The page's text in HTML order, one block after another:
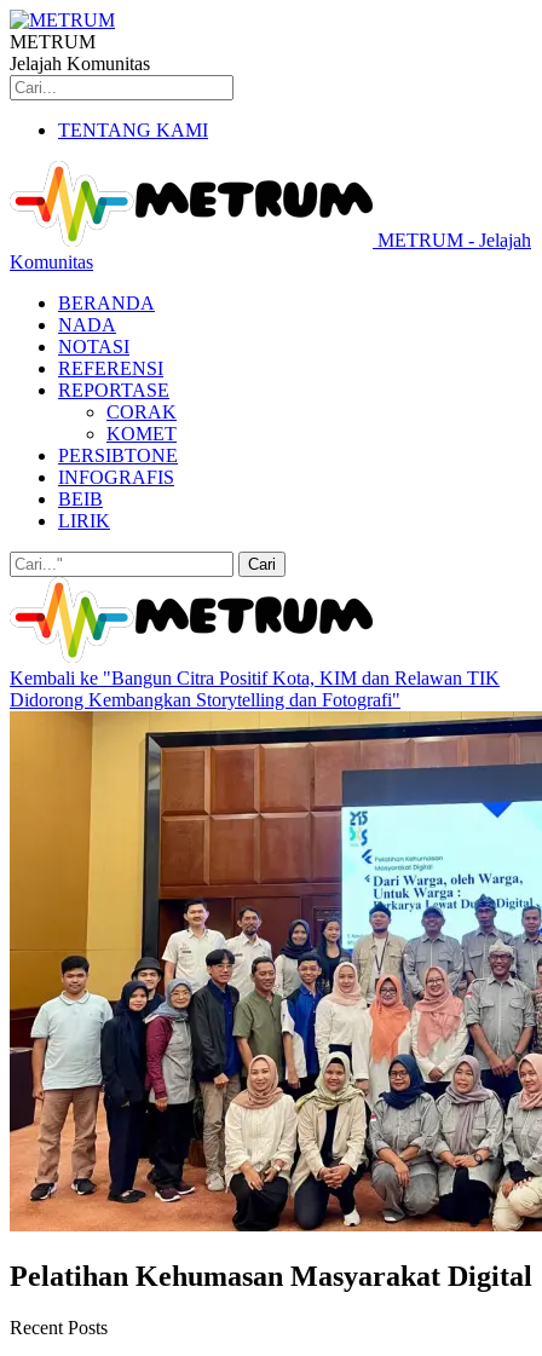
METRUM
Jelajah Komunitas
TENTANG KAMI
METRUM - Jelajah
Komunitas
BERANDA
NADA
NOTASI
REFERENSI
REPORTASE
CORAK
KOMET
PERSIBTONE
INFOGRAFIS
BEIB
LIRIK
Kembali ke "Bangun Citra Positif Kota, KIM dan Relawan TIK
Didorong Kembangkan Storytelling dan Fotografi"
Pelatihan Kehumasan Masyarakat Digital
Recent Posts